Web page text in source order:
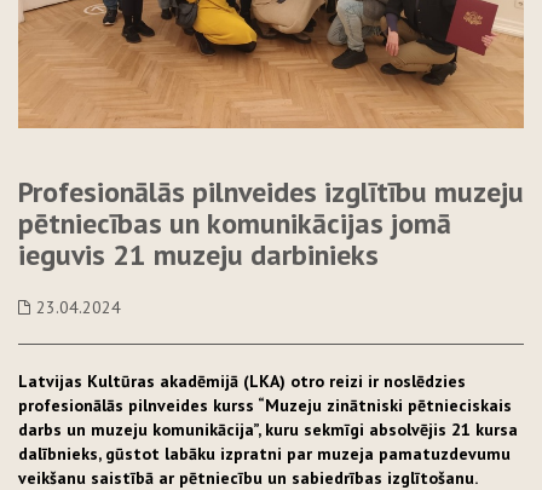
Profesionālās pilnveides izglītību muzeju
pētniecības un komunikācijas jomā
ieguvis 21 muzeju darbinieks
23.04.2024
Latvijas Kultūras akadēmijā (LKA) otro reizi ir noslēdzies
profesionālās pilnveides kurss “Muzeju zinātniski pētnieciskais
darbs un muzeju komunikācija”, kuru sekmīgi absolvējis 21 kursa
dalībnieks, gūstot labāku izpratni par muzeja pamatuzdevumu
veikšanu saistībā ar pētniecību un sabiedrības izglītošanu.